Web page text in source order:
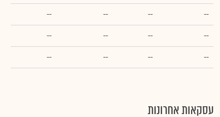
--
--
--
--
--
--
--
--
--
--
--
--
עסקאות אחרונות